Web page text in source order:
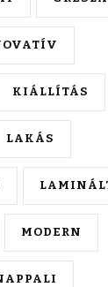
KIÁLLÍTÁS
LAKÁS
MODERN